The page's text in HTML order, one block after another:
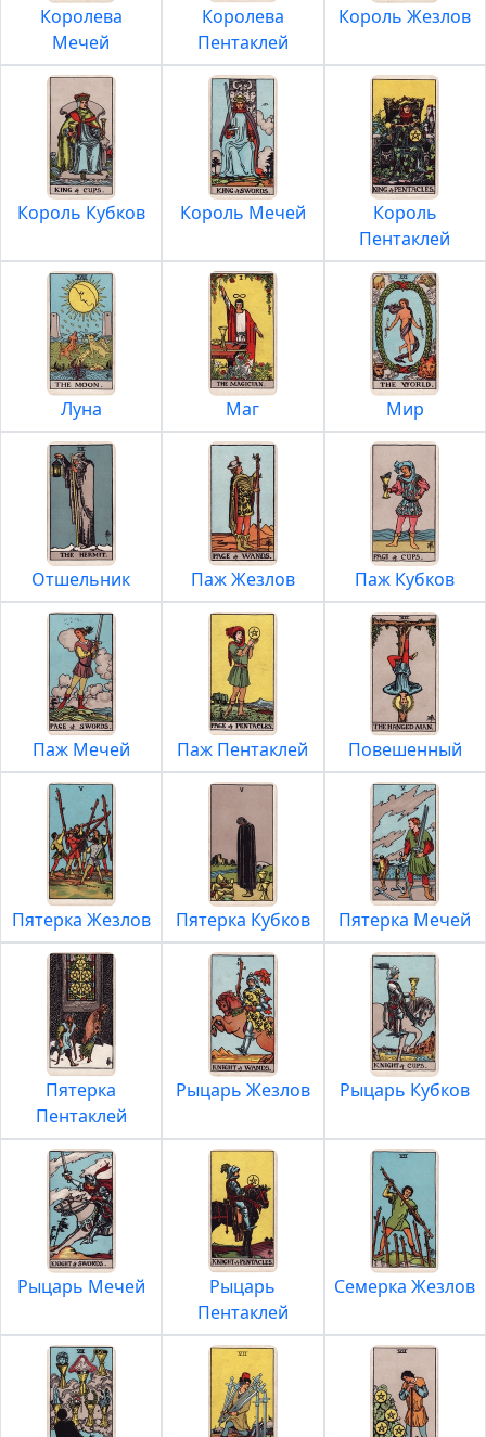
Королева
Мечей
Королева
Пентаклей
Король Жезлов
Король Кубков Король Мечей
Король
Пентаклей
Луна Маг Мир
Отшельник Паж Жезлов Паж Кубков
Паж Мечей Паж Пентаклей Повешенный
Пятерка Жезлов Пятерка Кубков Пятерка Мечей
Пятерка
Пентаклей
Рыцарь Жезлов Рыцарь Кубков
Рыцарь Мечей
Рыцарь
Пентаклей
Семерка Жезлов